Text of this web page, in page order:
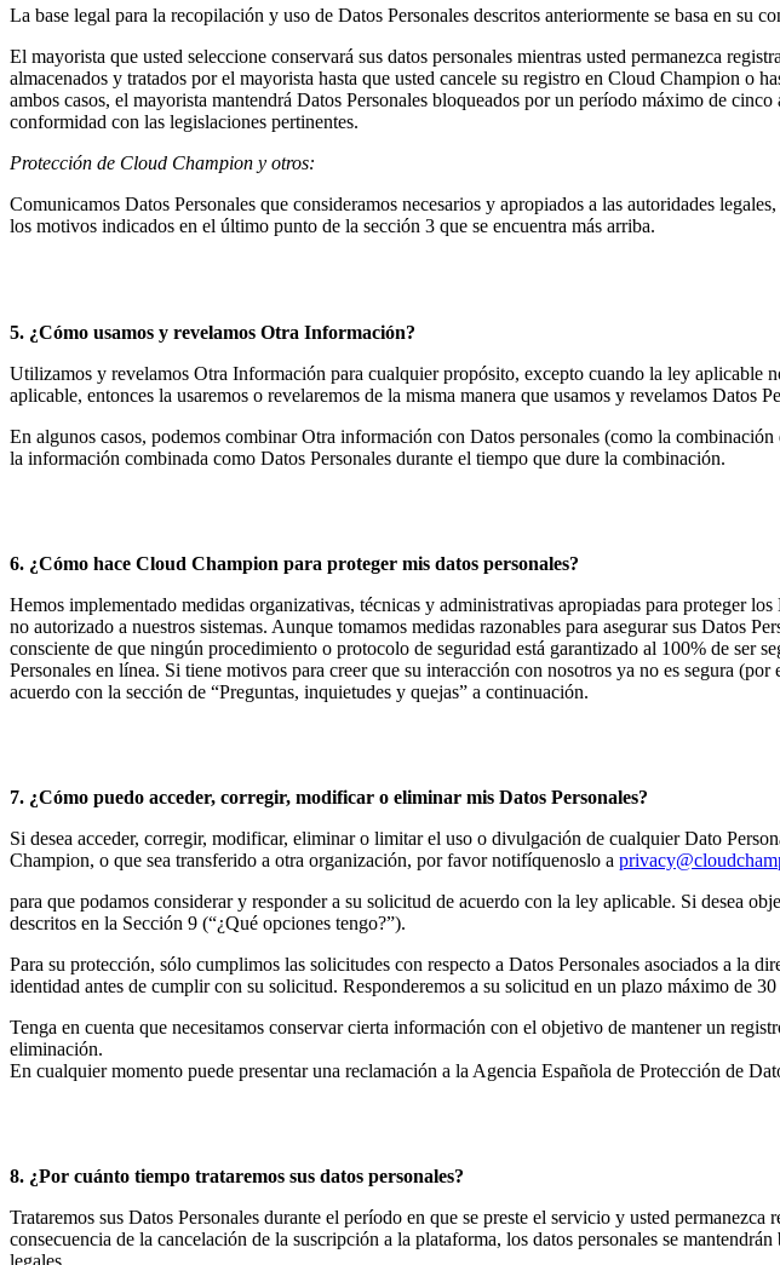
La base legal para la recopilación y uso de Datos Personales descritos anteriormente se basa en su
El mayorista que usted seleccione conservará sus datos personales mientras usted permanezca
almacenados y tratados por el mayorista hasta que usted cancele su registro en Cloud Champion o
ambos casos, el mayorista mantendrá Datos Personales bloqueados por un período máximo de
conformidad con las legislaciones pertinentes.
Protección de Cloud Champion y otros:
Comunicamos Datos Personales que consideramos necesarios y apropiados a las autoridades
los motivos indicados en el último punto de la sección 3 que se encuentra más arriba.
5. ¿Cómo usamos y revelamos Otra Información?
Utilizamos y revelamos Otra Información para cualquier propósito, excepto cuando la ley
aplicable, entonces la usaremos o revelaremos de la misma manera que usamos y revelamos Datos
En algunos casos, podemos combinar Otra información con Datos personales (como la
la información combinada como Datos Personales durante el tiempo que dure la combinación.
6. ¿Cómo hace Cloud Champion para proteger mis datos personales?
Hemos implementado medidas organizativas, técnicas y administrativas apropiadas para proteger
no autorizado a nuestros sistemas. Aunque tomamos medidas razonables para asegurar sus Datos
consciente de que ningún procedimiento o protocolo de seguridad está garantizado al 100% de
Personales en línea. Si tiene motivos para creer que su interacción con nosotros ya no es segura
acuerdo con la sección de “Preguntas, inquietudes y quejas” a continuación.
7. ¿Cómo puedo acceder, corregir, modificar o eliminar mis Datos Personales?
Si desea acceder, corregir, modificar, eliminar o limitar el uso o divulgación de cualquier Dato
Champion, o que sea transferido a otra organización, por favor notifíquenoslo a
para que podamos considerar y responder a su solicitud de acuerdo con la ley aplicable. Si desea
descritos en la Sección 9 (“¿Qué opciones tengo?”).
Para su protección, sólo cumplimos las solicitudes con respecto a Datos Personales asociados a la
identidad antes de cumplir con su solicitud. Responderemos a su solicitud en un plazo máximo de 30
Tenga en cuenta que necesitamos conservar cierta información con el objetivo de mantener un
eliminación.
En cualquier momento puede presentar una reclamación a la Agencia Española de Protección de
8. ¿Por cuánto tiempo trataremos sus datos personales?
Trataremos sus Datos Personales durante el período en que se preste el servicio y usted
consecuencia de la cancelación de la suscripción a la plataforma, los datos personales se